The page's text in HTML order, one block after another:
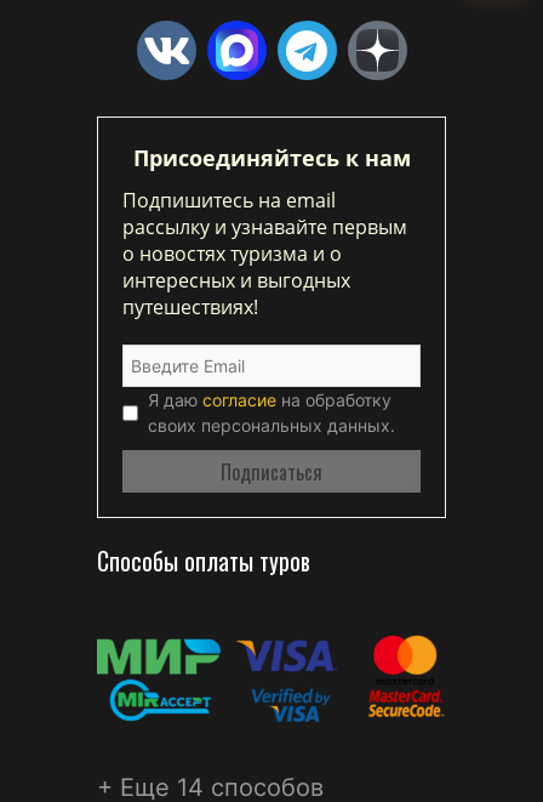
Присоединяйтесь к нам
Подпишитесь на email
рассылку и узнавайте первым
о новостях туризма и о
интересных и выгодных
путешествиях!
Я даю согласие на обработку
своих персональных данных.
Способы оплаты туров
+ Еще 14 способов